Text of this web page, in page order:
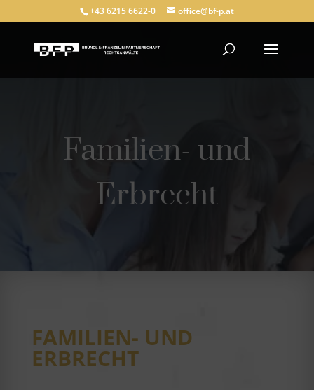
+43 6215 6622-0 office@bf-p.at
Familien- und
Erbrecht
FAMILIEN- UND
ERBRECHT